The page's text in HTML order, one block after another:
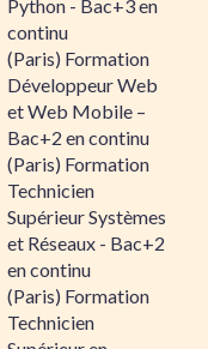
Python - Bac+3 en
continu
(Paris) Formation
Développeur Web
et Web Mobile –
Bac+2 en continu
(Paris) Formation
Technicien
Supérieur Systèmes
et Réseaux - Bac+2
en continu
(Paris) Formation
Technicien